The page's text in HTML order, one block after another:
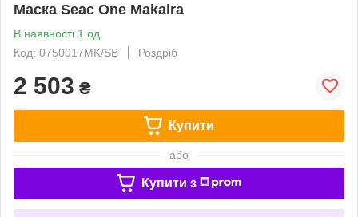
Маска Seac One Makaira
В наявності 1 од.
Код: 0750017MK/SB
Роздріб
2 503 ₴
Купити
або
Купити з